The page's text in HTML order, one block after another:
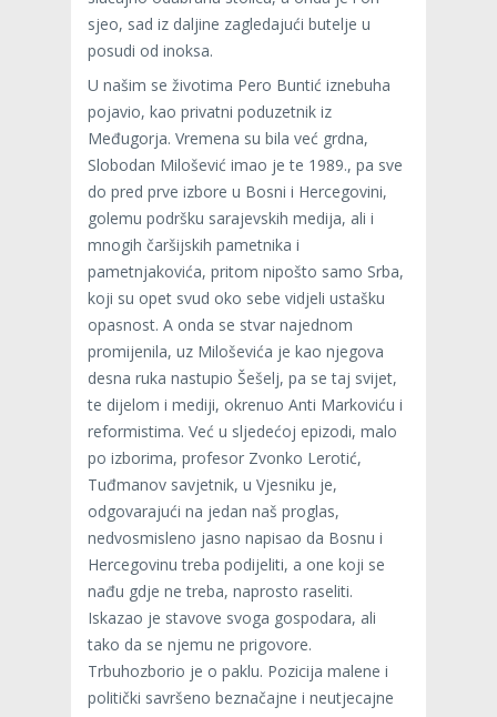
sjeo, sad iz daljine zagledajući butelje u
posudi od inoksa.
U našim se životima Pero Buntić iznebuha
pojavio, kao privatni poduzetnik iz
Međugorja. Vremena su bila već grdna,
Slobodan Milošević imao je te 1989., pa sve
do pred prve izbore u Bosni i Hercegovini,
golemu podršku sarajevskih medija, ali i
mnogih čaršijskih pametnika i
pametnjakovića, pritom nipošto samo Srba,
koji su opet svud oko sebe vidjeli ustašku
opasnost. A onda se stvar najednom
promijenila, uz Miloševića je kao njegova
desna ruka nastupio Šešelj, pa se taj svijet,
te dijelom i mediji, okrenuo Anti Markoviću i
reformistima. Već u sljedećoj epizodi, malo
po izborima, profesor Zvonko Lerotić,
Tuđmanov savjetnik, u Vjesniku je,
odgovarajući na jedan naš proglas,
nedvosmisleno jasno napisao da Bosnu i
Hercegovinu treba podijeliti, a one koji se
nađu gdje ne treba, naprosto raseliti.
Iskazao je stavove svoga gospodara, ali
tako da se njemu ne prigovore.
Trbuhozborio je o paklu. Pozicija malene i
politički savršeno beznačajne i neutjecajne